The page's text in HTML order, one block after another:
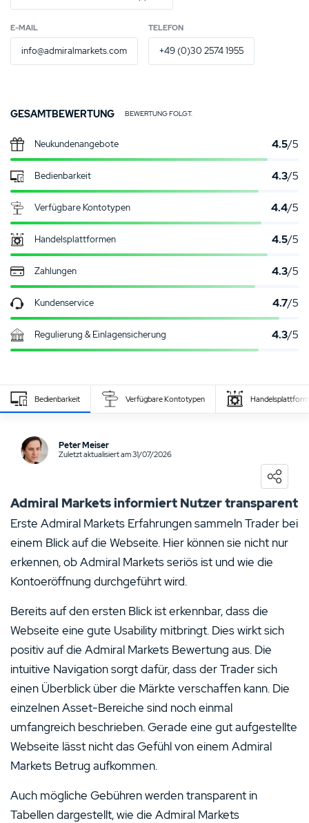
E-MAIL
info@admiralmarkets.com
TELEFON
+49 (0)30 2574 1955
GESAMTBEWERTUNG BEWERTUNG FOLGT.
Neukunden­angebote 4.5/5
Bedienbarkeit 4.3/5
Verfügbare Kontotypen 4.4/5
Handelsplattformen 4.5/5
Zahlungen 4.3/5
Kundenservice 4.7/5
Regulierung & Einlagensicherung 4.3/5
NUTZER BEWERTUNG
4 Sterne 0%
3 Sterne
Bedienbarkeit Verfügbare Kontotypen
Peter Meiser
Zuletzt aktualisiert am 31/07/2026
Admiral Markets informiert Nutzer transparent
Erste Admiral Markets Erfahrungen sammeln Trader bei
einem Blick auf die Webseite. Hier können sie nicht nur
erkennen, ob Admiral Markets seriös ist und wie die
Kontoeröffnung durchgeführt wird.
Bereits auf den ersten Blick ist erkennbar, dass die
Webseite eine gute Usability mitbringt. Dies wirkt sich
positiv auf die Admiral Markets Bewertung aus. Die
intuitive Navigation sorgt dafür, dass der Trader sich
einen Überblick über die Märkte verschaffen kann. Die
einzelnen Asset-Bereiche sind noch einmal
umfangreich beschrieben. Gerade eine gut aufgestellte
Webseite lässt nicht das Gefühl von einem Admiral
Markets Betrug aufkommen.
Auch mögliche Gebühren werden transparent in
Tabellen dargestellt, wie die Admiral Markets